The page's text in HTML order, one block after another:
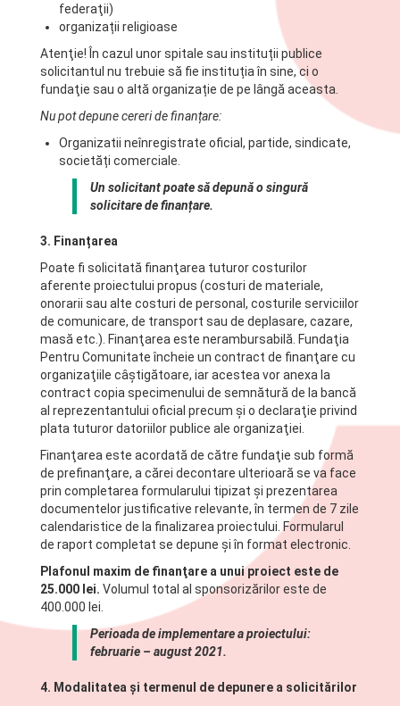
federaţii)
organizații religioase
Atenţie! În cazul unor spitale sau instituții publice
solicitantul nu trebuie să fie instituția în sine, ci o
fundaţie sau o altă organizație de pe lângă aceasta.
Nu pot depune cereri de finanțare:
Organizatii neînregistrate oficial, partide, sindicate,
societăți comerciale.
Un solicitant poate să depună o singură
solicitare de finanțare.
3. Finanțarea
Poate fi solicitată finanţarea tuturor costurilor
aferente proiectului propus (costuri de materiale,
onorarii sau alte costuri de personal, costurile serviciilor
de comunicare, de transport sau de deplasare, cazare,
masă etc.). Finanţarea este nerambursabilă. Fundaţia
Pentru Comunitate încheie un contract de finanţare cu
organizaţiile câştigătoare, iar acestea vor anexa la
contract copia specimenului de semnătură de la bancă
al reprezentantului oficial precum şi o declaraţie privind
plata tuturor datoriilor publice ale organizaţiei.
Finanţarea este acordată de către fundaţie sub formă
de prefinanţare, a cărei decontare ulterioară se va face
prin completarea formularului tipizat şi prezentarea
documentelor justificative relevante, în termen de 7 zile
calendaristice de la finalizarea proiectului. Formularul
de raport completat se depune și în format electronic.
Plafonul maxim de finanţare a unui proiect este de
25.000 lei. Volumul total al sponsorizărilor este de
400.000 lei.
Perioada de implementare a proiectului:
februarie – august 2021.
4. Modalitatea şi termenul de depunere a solicitărilor